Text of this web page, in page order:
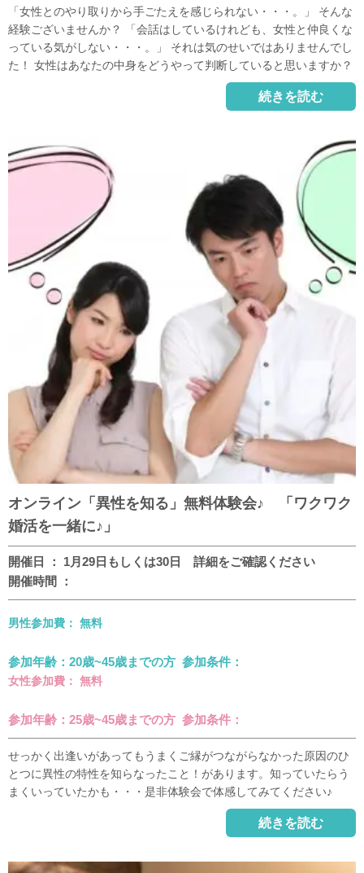
「女性とのやり取りから手ごたえを感じられない・・・。」 そんな
経験ございませんか？ 「会話はしているけれども、女性と仲良くな
っている気がしない・・・。」 それは気のせいではありませんでし
た！ 女性はあなたの中身をどうやって判断していると思いますか？
続きを読む
オンライン「異性を知る」無料体験会♪ 「ワクワク
婚活を一緒に♪」
開催日 ： 1月29日もしくは30日 詳細をご確認ください
開催時間 ：
男性参加費： 無料
参加年齢：20歳~45歳までの方 参加条件：
女性参加費： 無料
参加年齢：25歳~45歳までの方 参加条件：
せっかく出逢いがあってもうまくご縁がつながらなかった原因のひ
とつに異性の特性を知らなったこと！があります。知っていたらう
まくいっていたかも・・・是非体験会で体感してみてください♪
続きを読む